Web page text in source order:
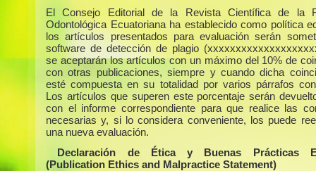
El Consejo Editorial de la Revista Científica de la
Odontológica Ecuatoriana ha establecido como política
los artículos presentados para evaluación serán
software de detección de plagio
se aceptarán los artículos con un máximo del 10% de
con otras publicaciones, siempre y cuando dicha
esté compuesta en su totalidad por varios párrafos
Los artículos que superen este porcentaje serán
con el informe correspondiente para que realice las
necesarias y, si lo considera conveniente, los puede
una nueva evaluación.
Declaración de Ética y Buenas Prácticas
(Publication Ethics and Malpractice Statement)